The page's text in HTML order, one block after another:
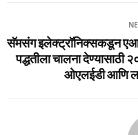
सॅमसंग इलेक्‍ट्रॉनिक्‍सकडून
पद्धतीला चालना
ओएलईडी आणि